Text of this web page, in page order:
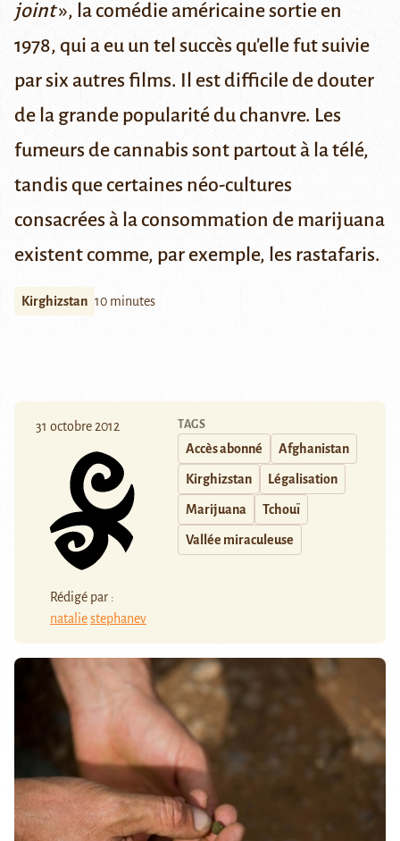
joint», la comédie américaine sortie en
1978, qui a eu un tel succès qu'elle fut suivie
par six autres films. Il est difficile de douter
de la grande popularité du chanvre. Les
fumeurs de cannabis sont partout à la télé,
tandis que certaines néo-cultures
consacrées à la consommation de marijuana
existent comme, par exemple, les rastafaris.
Kirghizstan 10 minutes
31 octobre 2012
Rédigé par :
nataliestephanev
TAGS
Accès abonné Afghanistan
Kirghizstan Légalisation
Marijuana Tchouï
Vallée miraculeuse